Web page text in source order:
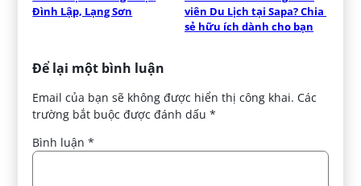
Đình Lập, Lạng Sơn
viên Du Lịch tại Sapa? Chia
sẻ hữu ích dành cho bạn
Để lại một bình luận
Email của bạn sẽ không được hiển thị công khai. Các
trường bắt buộc được đánh dấu*
Bình luận*